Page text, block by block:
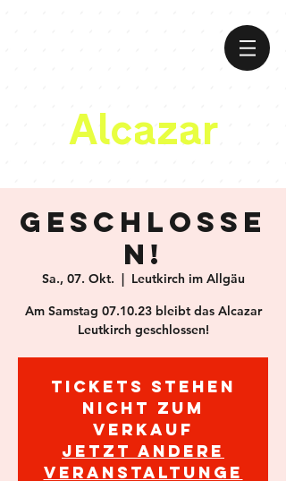
Alcazar
Geschlosse
n!
Sa., 07. Okt.
  |
Leutkirch im Allgäu
Am Samstag 07.10.23 bleibt das Alcazar
Leutkirch geschlossen!
Tickets stehen
nicht zum
Verkauf
Jetzt andere
Veranstaltunge